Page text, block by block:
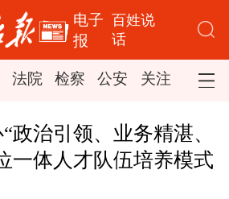
电子
报
百姓说
话
法院 检察 公安 关注 司法
政治引领、业务精湛、
一体人才队伍培养模式